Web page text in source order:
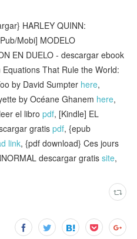
HARLEY QUINN:
Mobi] MODELO
EN DUELO - descargar ebook
That Rule the World:
by David Sumpter here,
by Océane Ghanem here,
el libropdf, [Kindle] EL
gratispdf, {epub
link, {pdf download} Ces jours
descargar gratissite,